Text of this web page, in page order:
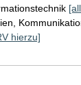
hierzu]